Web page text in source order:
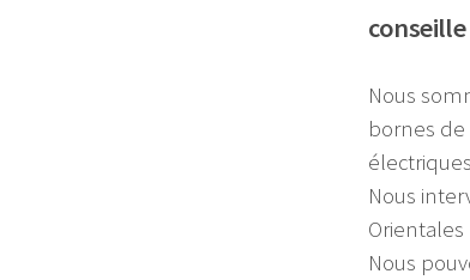
conseille
Nous
bornes de
Nous
Orientales
Nous